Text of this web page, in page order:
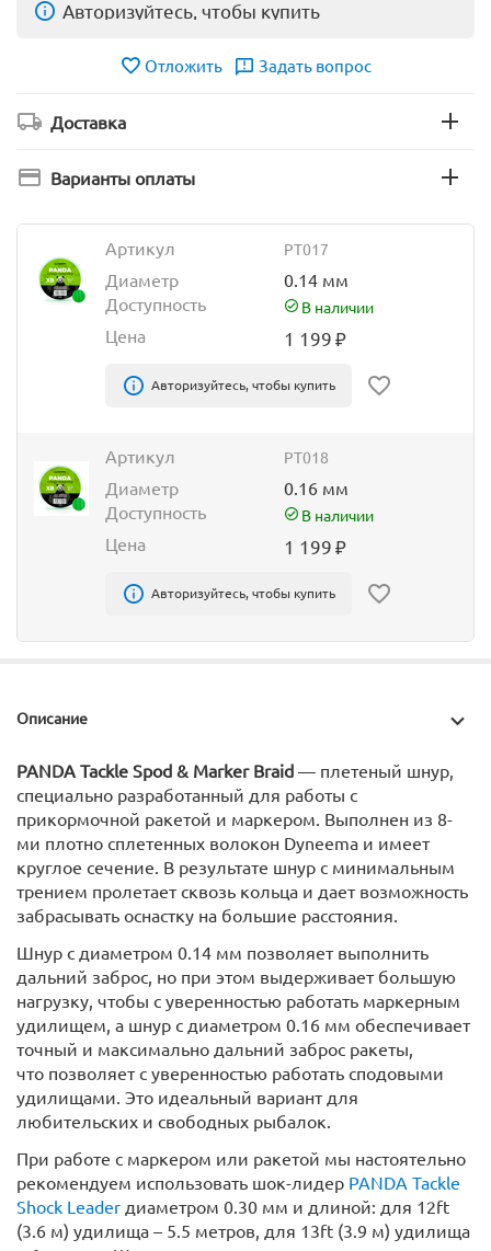
Авторизуйтесь, чтобы купить
Отложить Задать вопрос
Доставка
Варианты оплаты
Артикул PT017
Диаметр
0.14 мм
Доступность
В наличии
Цена 1 199₽
Авторизуйтесь, чтобы купить
Артикул PT018
Диаметр
0.16 мм
Доступность
В наличии
Цена 1 199₽
Авторизуйтесь, чтобы купить
Описание
PANDA Tackle Spod & Marker Braid — плетеный шнур,
специально разработанный для работы с
прикормочной ракетой и маркером. Выполнен из 8-
ми плотно сплетенных волокон Dyneema и имеет
круглое сечение. В результате шнур с минимальным
трением пролетает сквозь кольца и дает возможность
забрасывать оснастку на большие расстояния.
Шнур с диаметром 0.14 мм позволяет выполнить
дальний заброс, но при этом выдерживает большую
нагрузку, чтобы с уверенностью работать маркерным
удилищем, а шнур с диаметром 0.16 мм обеспечивает
точный и максимально дальний заброс ракеты,
что позволяет с уверенностью работать сподовыми
удилищами. Это идеальный вариант для
любительских и свободных рыбалок.
При работе с маркером или ракетой мы настоятельно
рекомендуем использовать шок-лидер PANDA Tackle
Shock Leader диаметром 0.30 мм и длиной: для 12ft
(3.6 м) удилища – 5.5 метров, для 13ft (3.9 м) удилища